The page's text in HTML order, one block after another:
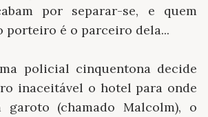
por separar-se, e quem
porteiro é o parceiro dela...
policial cinquentona decide
inaceitável o hotel para onde
(chamado Malcolm), o